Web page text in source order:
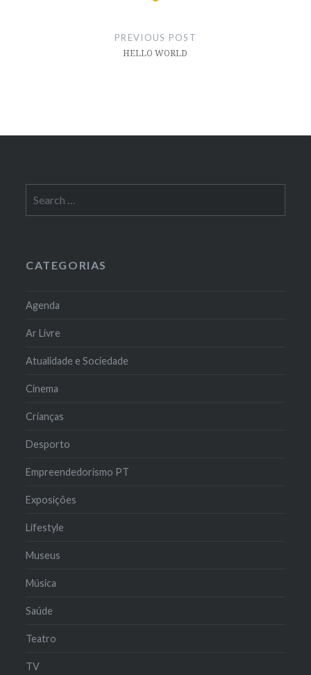
PREVIOUS POST
HELLO WORLD
for:
CATEGORIAS
Agenda
Ar Livre
Atualidade e Sociedade
Cinema
Crianças
Desporto
Empreendedorismo PT
Exposições
Lifestyle
Museus
Música
Saúde
Teatro
TV